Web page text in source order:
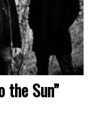
the Sun”